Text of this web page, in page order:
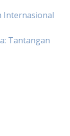
Internasional
Tantangan